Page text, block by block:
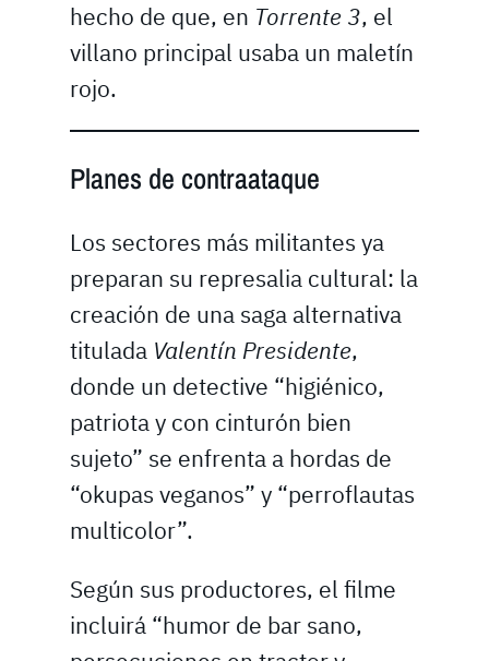
hecho de que, en Torrente 3, el
villano principal usaba un maletín
rojo.
Planes de contraataque
Los sectores más militantes ya
preparan su represalia cultural: la
creación de una saga alternativa
titulada Valentín Presidente,
donde un detective “higiénico,
patriota y con cinturón bien
sujeto” se enfrenta a hordas de
“okupas veganos” y “perroflautas
multicolor”.
Según sus productores, el filme
incluirá “humor de bar sano,